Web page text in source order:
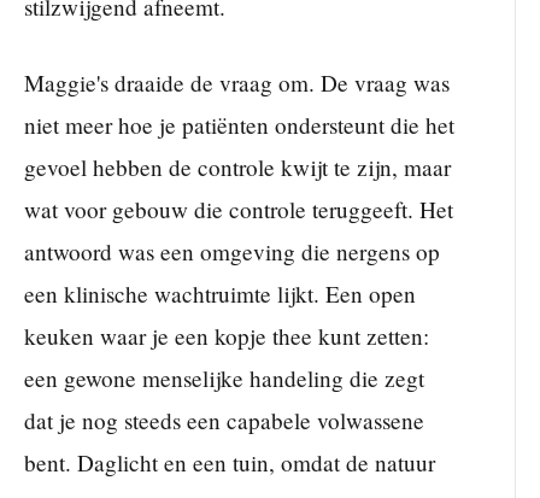
stilzwijgend afneemt.
Maggie's draaide de vraag om. De vraag was
niet meer hoe je patiënten ondersteunt die het
gevoel hebben de controle kwijt te zijn, maar
wat voor gebouw die controle teruggeeft. Het
antwoord was een omgeving die nergens op
een klinische wachtruimte lijkt. Een open
keuken waar je een kopje thee kunt zetten:
een gewone menselijke handeling die zegt
dat je nog steeds een capabele volwassene
bent. Daglicht en een tuin, omdat de natuur